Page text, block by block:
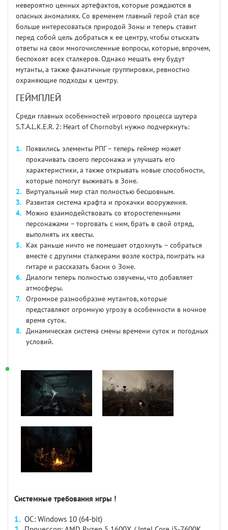
невероятно ценных артефактов, которые рождаются в
опасных аномалиях. Со временем главный герой стал все
больше интересоваться природой Зоны и теперь ставит
перед собой цель добраться к ее центру, чтобы отыскать
ответы на свои многочисленные вопросы, которые, впрочем,
беспокоят всех сталкеров. Однако мешать ему будут
мутанты, а также фанатичные группировки, ревностно
охраняющие подходы к центру.
ГЕЙМПЛЕЙ
Среди главных особенностей игрового процесса шутера
S.T.A.L.K.E.R. 2: Heart of Chornobyl нужно подчеркнуть:
Появились элементы РПГ – теперь геймер может
прокачивать своего персонажа и улучшать его
характеристики, а также открывать новые способности,
которые помогут выживать в Зоне.
Виртуальный мир стал полностью бесшовным.
Развитая система крафта и прокачки вооружения.
Можно взаимодействовать со второстепенными
персонажами – торговать с ним, брать в свой отряд,
выполнять их квесты.
Как раньше ничто не помешает отдохнуть – собраться
вместе с другими сталкерами возле костра, поиграть на
гитаре и рассказать басни о Зоне.
Диалоги теперь полностью озвучены, что добавляет
атмосферы.
Огромное разнообразие мутантов, которые
представляют огромную угрозу в особенности в ночное
время суток.
Динамическая система смены времени суток и погодных
условий.
Системные требования игры !
ОС: Windows 10 (64-bit)